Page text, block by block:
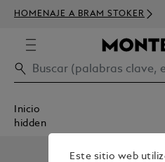
HOMENAJE A BRAM STOKER
Inicio
hidden
Este sitio web